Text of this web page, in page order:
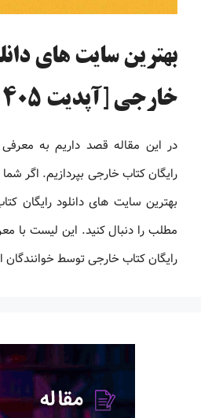
بهترین سایت های
خارجی [آپدیت 1405]
در این مقاله قصد داریم به
رایگان کتاب خارجی بپردازیم. اگر
بهترین سایت های دانلود رایگان
مطلب را دنبال کنید. این لیست با
رایگان کتاب خارجی توسط